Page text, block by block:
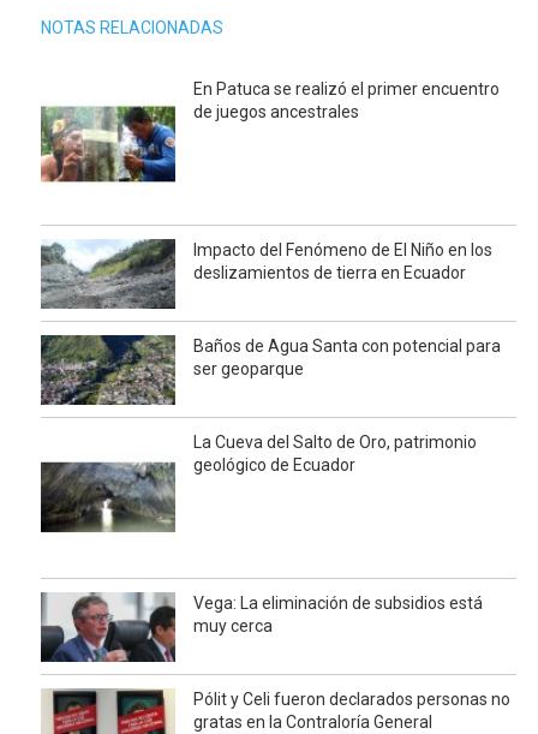
NOTAS RELACIONADAS
En Patuca se realizó el primer encuentro
de juegos ancestrales
Impacto del Fenómeno de El Niño en los
deslizamientos de tierra en Ecuador
Baños de Agua Santa con potencial para
ser geoparque
La Cueva del Salto de Oro, patrimonio
geológico de Ecuador
Vega: La eliminación de subsidios está
muy cerca
Pólit y Celi fueron declarados personas no
gratas en la Contraloría General